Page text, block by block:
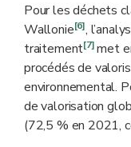
Pour les déchets
Wallonie[6],
traitement[7]met
procédés de
environnemental.
de valorisation
(72,5 % en 2021,